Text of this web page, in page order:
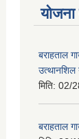
योजना
बराहताल
मिति: 02/
बराहताल